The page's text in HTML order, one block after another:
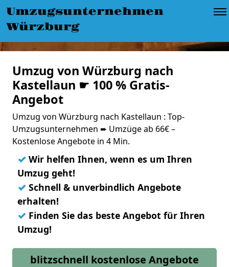
Umzugsunternehmen
Würzburg
Umzug von Würzburg nach
Kastellaun ☛ 100 % Gratis-
Angebot
Umzug von Würzburg nach Kastellaun : Top-
Umzugsunternehmen ➨ Umzüge ab 66€ –
Kostenlose Angebote in 4 Min.
✓ Wir helfen Ihnen, wenn es um Ihren
Umzug geht!
✓ Schnell & unverbindlich Angebote
erhalten!
✓ Finden Sie das beste Angebot für Ihren
Umzug!
blitzschnell kostenlose Angebote